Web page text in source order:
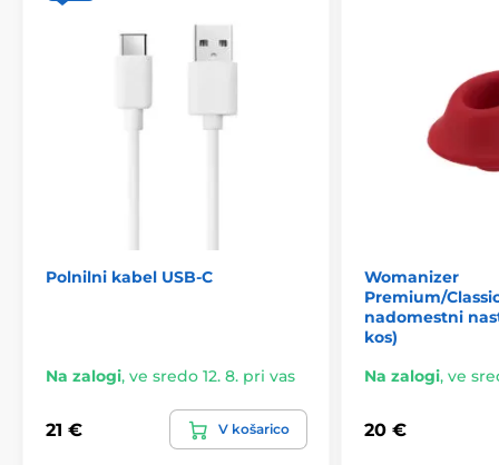
Polnilni kabel USB-C
Na zalogi, ve sredo 12. 8. pri vas
21 € V košarico
Womanizer
Premium/
nadomestni
kos)
Na zalogi, ve
20 €